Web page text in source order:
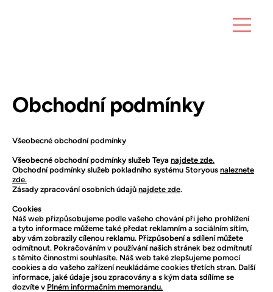
Obchodní podmínky
Všeobecné obchodní podmínky
Všeobecné obchodní podmínky služeb Teya najdete zde.
Obchodní podmínky služeb pokladního systému Storyous naleznete
zde.
Zásady zpracování osobních údajů najdete zde.
Cookies
Náš web přizpůsobujeme podle vašeho chování při jeho prohlížení
a tyto informace můžeme také předat reklamním a sociálním sítím,
aby vám zobrazily cílenou reklamu. Přizpůsobení a sdílení můžete
odmítnout. Pokračováním v používání našich stránek bez odmítnutí
s těmito činnostmi souhlasíte. Náš web také zlepšujeme pomocí
cookies a do vašeho zařízení neukládáme cookies třetích stran. Další
informace, jaké údaje jsou zpracovány a s kým data sdílíme se
dozvíte v Plném informačním memorandu.